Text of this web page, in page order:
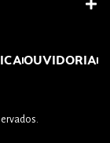
OUVIDORIA